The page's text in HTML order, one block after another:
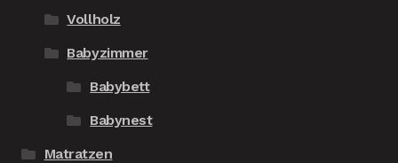
Vollholz
Babyzimmer
Babybett
Babynest
Matratzen